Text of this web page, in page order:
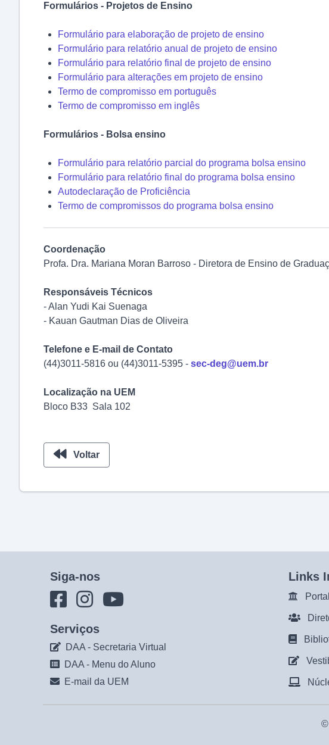
Formulários - Projetos de Ensino
Formulário para elaboração de projeto de ensino
Formulário para relatório anual de projeto de ensino
Formulário para relatório final de projeto de ensino
Formulário para alterações em projeto de ensino
Termo de compromisso em português
Termo de compromisso em inglês
Formulários - Bolsa ensino
Formulário para relatório parcial do programa bolsa ensino
Formulário para relatório final do programa bolsa ensino
Autodeclaração de Proficiência
Termo de compromissos do programa bolsa ensino
Coordenação
Profa. Dra. Mariana Moran Barroso - Diretora de Ensino de
Responsáveis Técnicos
- Alan Yudi Kai Suenaga
- Kauan Gautman Dias de Oliveira
Telefone e E-mail de Contato
(44)3011-5816 ou (44)3011-5395 - sec-deg@uem.br
Localização na UEM
Bloco B33 Sala 102
Voltar
Siga-nos
Serviços
DAA - Secretaria Virtual
DAA - Menu do Aluno
E-mail da UEM
Links
©